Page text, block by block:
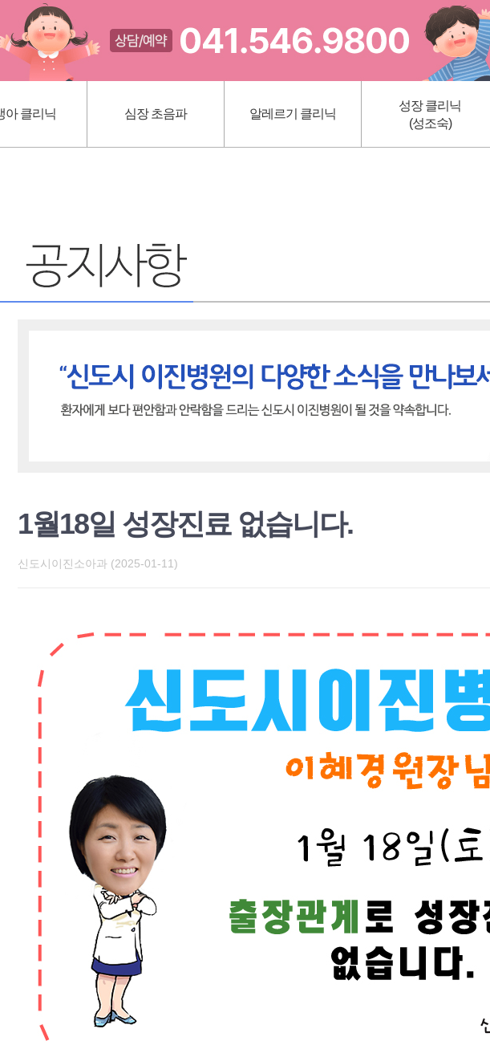
아 클리닉 심장 초음파 알레르기 클리닉
성장 클리닉
(성조숙)
아 황달
플초음파
1월18일 성장진료 없습니다.
신도시이진소아과 (2025-01-11)